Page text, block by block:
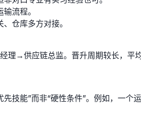
流程。
仓库多方对接。
→供应链总监。晋升周期较长，平
技能”而非“硬性条件”。例如，一个